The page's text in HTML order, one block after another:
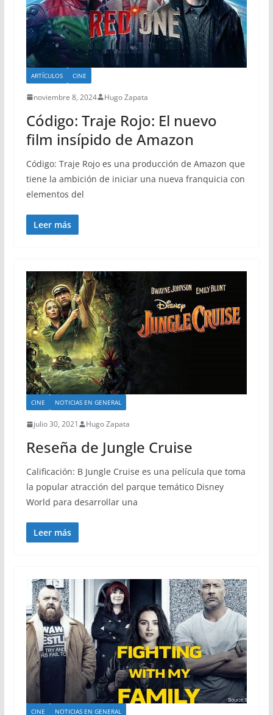
ARTÍCULOS CINE
noviembre 8, 2024 Hugo Zapata
Código: Traje Rojo: El nuevo
film insípido de Amazon
Código: Traje Rojo es una producción de Amazon que
tiene la ambición de iniciar una nueva franquicia con
elementos del
Leer más
CINE NOTICIAS EN GENERAL
julio 30, 2021 Hugo Zapata
Reseña de Jungle Cruise
Calificación: B Jungle Cruise es una película que toma
la popular atracción del parque temático Disney
World para desarrollar una
Leer más
CINE NOTICIAS EN GENERAL